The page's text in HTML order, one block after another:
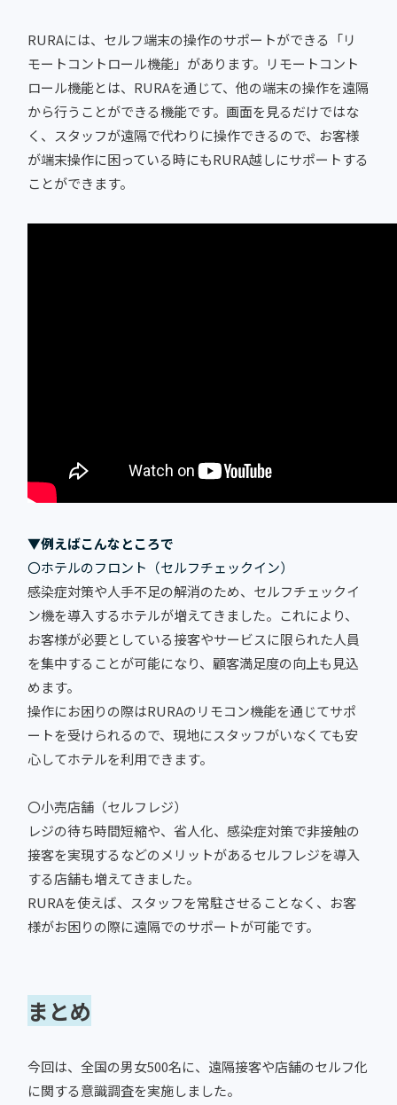
RURAには、セルフ端末の操作のサポートができる「リ
モートコントロール機能」があります。リモートコント
ロール機能とは、RURAを通じて、他の端末の操作を遠隔
から行うことができる機能です。画面を見るだけではな
く、スタッフが遠隔で代わりに操作できるので、お客様
が端末操作に困っている時にもRURA越しにサポートする
ことができます。
▼例えばこんなところで
〇ホテルのフロント（セルフチェックイン）
感染症対策や人手不足の解消のため、セルフチェックイ
ン機を導入するホテルが増えてきました。これにより、
お客様が必要としている接客やサービスに限られた人員
を集中することが可能になり、顧客満足度の向上も見込
めます。
操作にお困りの際はRURAのリモコン機能を通じてサポ
ートを受けられるので、現地にスタッフがいなくても安
心してホテルを利用できます。
〇小売店舗（セルフレジ）
レジの待ち時間短縮や、省人化、感染症対策で非接触の
接客を実現するなどのメリットがあるセルフレジを導入
する店舗も増えてきました。
RURAを使えば、スタッフを常駐させることなく、お客
様がお困りの際に遠隔でのサポートが可能です。
まとめ
今回は、全国の男女500名に、遠隔接客や店舗のセルフ化
に関する意識調査を実施しました。